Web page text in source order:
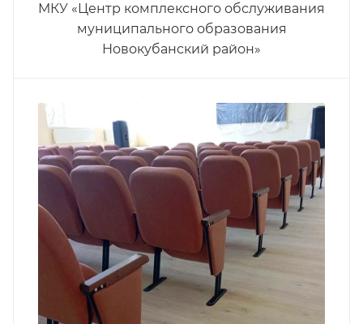
МКУ «Центр комплексного обслуживания
муниципального образования
Новокубанский район»